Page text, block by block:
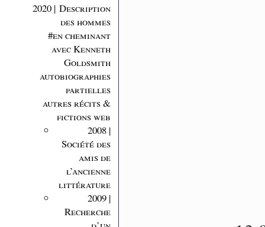
2020 | Description
des hommes
#en cheminant
avec Kenneth
Goldsmith
autobiographies
partielles
autres récits &
fictions web
2008 |
Société des
amis de
l’ancienne
littérature
2009 |
Recherche